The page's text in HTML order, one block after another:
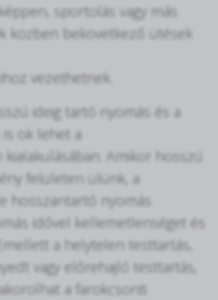
sportolás vagy más
közben bekövetkező ütések
vezethetnek.
ideig tartó nyomás és a
ok lehet a
Amikor hosszú
felületen ülünk, a
hosszantartó nyomás
idővel kellemetlenséget és
a helytelen testtartás,
vagy előrehajló testtartás,
a farokcsonti